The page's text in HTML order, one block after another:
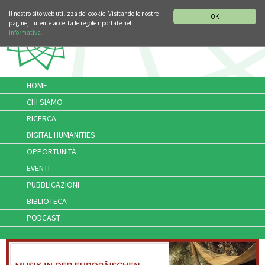
OK
Il nostro sito web utilizza dei cookie. Visitando le nostre
pagine, l’utente accetta le regole riportate nell’
informativa.
HOME
CHI SIAMO
RICERCA
DIGITAL HUMANITIES
OPPORTUNITÀ
EVENTI
PUBBLICAZIONI
BIBLIOTECA
PODCAST